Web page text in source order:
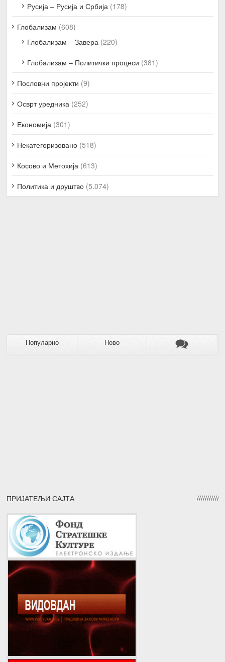
Русија – Русија и Србија (178)
Глобализам (608)
Глобализам – Завера (220)
Глобализам – Политички процеси (381)
Пословни пројекти (9)
Осврт уредника (252)
Економија (301)
Некатегоризовано (518)
Косово и Метохија (613)
Политика и друштво (5.074)
Популарно Ново
ПРИЈАТЕЉИ САЈТА